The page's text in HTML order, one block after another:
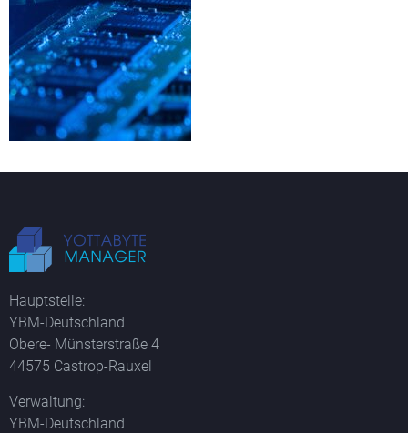
Hauptstelle:
YBM-Deutschland
Obere- Münsterstraße 4
44575 Castrop-Rauxel
Verwaltung:
YBM-Deutschland